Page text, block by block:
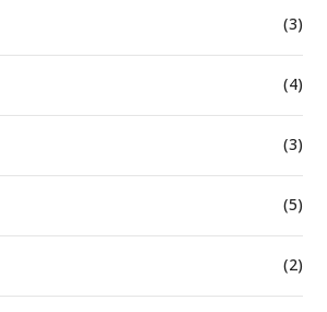
(3)
(4)
(3)
(5)
(2)